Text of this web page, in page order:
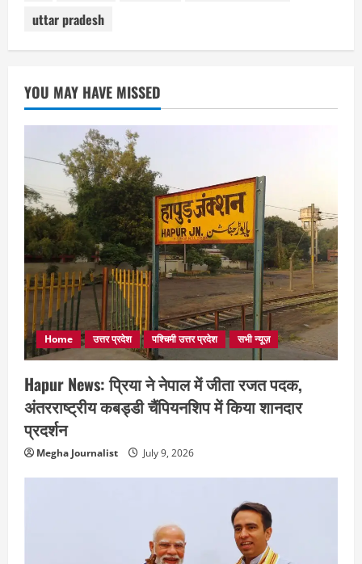
uttar pradesh
YOU MAY HAVE MISSED
Home उत्तर प्रदेश पश्चिमी उत्तर प्रदेश सभी न्यूज़
Hapur News: प्रिया ने नेपाल में जीता रजत पदक,
अंतरराष्ट्रीय कबड्डी चैंपियनशिप में किया शानदार
प्रदर्शन
Megha Journalist July 9, 2026